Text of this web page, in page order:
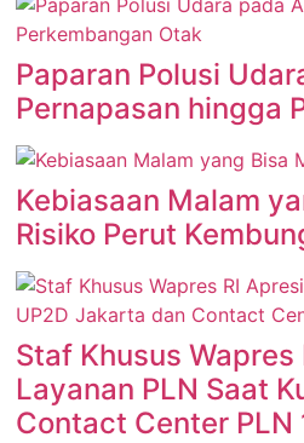
Paparan Polusi
Pernapasan hingga
Kebiasaan Malam
Risiko Perut
Staf Khusus
Layanan PLN Saat
Contact Center PLN